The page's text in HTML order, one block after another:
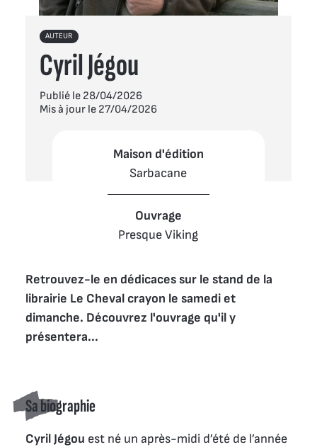
AUTEUR
Cyril Jégou
Publié le 28/04/2026
Mis à jour le 27/04/2026
Maison d'édition
Sarbacane
Ouvrage
Presque Viking
Retrouvez-le en dédicaces sur le stand de la
librairie Le Cheval crayon le samedi et
dimanche. Découvrez l'ouvrage qu'il y
présentera...
Sa biographie
Cyril Jégou est né un après-midi d’été de l’année